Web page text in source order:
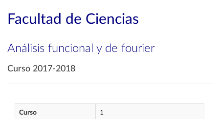
Facultad de Ciencias
Análisis funcional y de fourier
Curso 2017-2018
Curso 1